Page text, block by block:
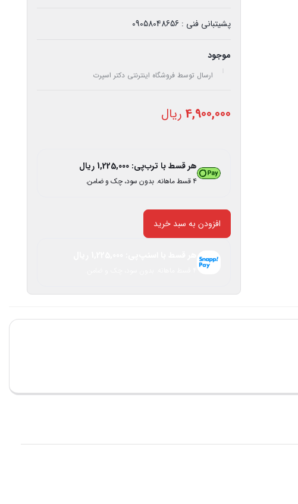
پشیتبانی فنی : 09058048656
موجود
ارسال توسط فروشگاه اینترنتی دکتر اسپرت
4,900,000 ریال
هر قسط با ترب‌پی: 1,225,000 ریال
۴ قسط ماهانه. بدون سود، چک و ضامن.
افزودن به سبد خرید